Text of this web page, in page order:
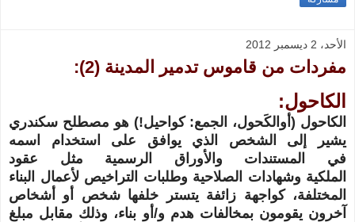
الأحد، 2 ديسمبر 2012
مفردات من قاموس تدمير المدينة (2):
الكاحول:
الكاحول (أوالكَحول، الجمع: كواحيل!) هو مصطلح سكندري
يشير إلى الشخص الذي يوافق على استخدام اسمه
في المستندات والأوراق الرسمية مثل عقود
الملكية وشهادات الصلاحية وطلبات التراخيص لأعمال البناء
المختلفة، كواجهة زائفة يتستر خلفها شخص أو أشخاص
آخرون يقومون بمخالفات هدم و/أو بناء، وذلك مقابل مبلغ